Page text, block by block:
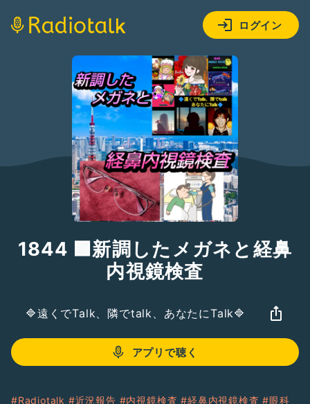
ログイン
1844 🟩新調したメガネと経鼻
内視鏡検査
🔷遠くでTalk、隣でtalk、あなたにTalk🔷
アプリで聴く
#Radiotalk #近況報告 #内視鏡検査 #経鼻内視鏡検査 #眼科